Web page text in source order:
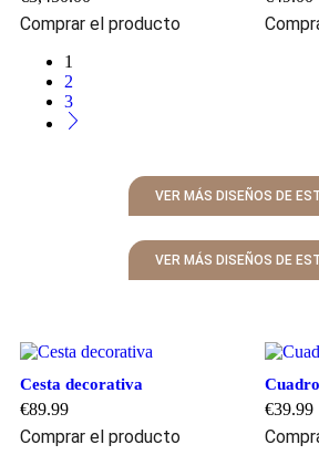
Comprar el producto
1
2
3
VER MÁS DISEÑOS DE
VER MÁS DISEÑOS DE
Cesta decorativa
€89.99
Comprar el producto
€39.99